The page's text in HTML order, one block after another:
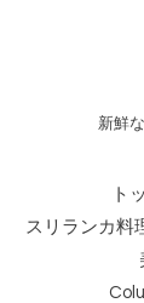
新鮮
ト
スリランカ料